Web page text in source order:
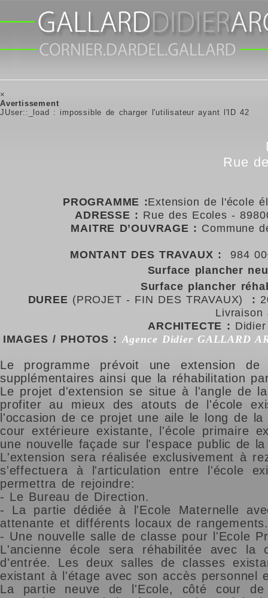
×
Avertissement
JUser::_load : impossible de charger l'utilisateur ayant l'ID 42
Rue
PROGRAMME :Extension de l'école
ADRESSE : Rue des Ecoles -
MAITRE D’OUVRAGE : Commune
MONTANT DES TRAVAUX : 984
Surface plancher
Surface plancher
DUREE (PROJET - FIN DES TRAVAUX) :
Livraison
ARCHITECTE :
IMAGES / PHOTOS : Agence Didier GALLARD
Le programme prévoit une extension
supplémentaires ainsi que la réhabilitation
Le projet d'extension se situe à l'angle de
profiter au mieux des atouts de l'école
l'occasion de ce projet une aile le long de
cour extérieure existante, l'école primaire
une nouvelle façade sur l'espace public de
L'extension sera réalisée exclusivement à
s'effectuera à l'articulation entre l'école
permettra de rejoindre:
- Le Bureau de Direction.
- La partie dédiée à l'Ecole Maternelle
attenante et différents locaux de
- Une nouvelle salle de classe pour l'Ecole
L'ancienne école sera réhabilitée avec la
d'entrée. Les deux salles de classes
existant à l'étage avec son accès personnel
La partie neuve de l'Ecole, côté cour